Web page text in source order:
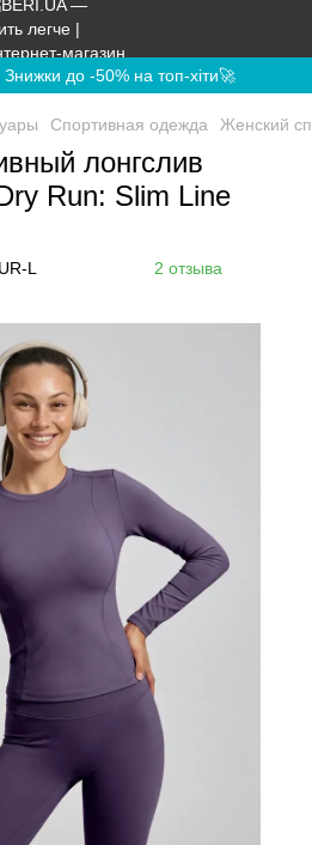
до -50% на топ-хіти🚀
Спортивная одежда Женский
лонгслив
Run: Slim Line
L 2 отзыва